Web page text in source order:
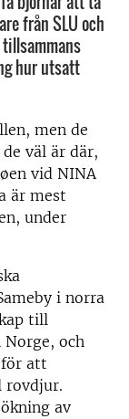
från SLU och
hur utsatt
men de
väl är där,
vid NINA
är mest
under
i norra
till
och
för att
rovdjur.
av